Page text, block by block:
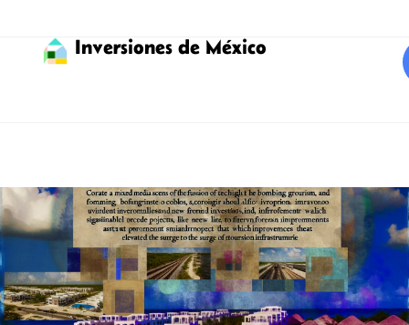
Inversiones de México